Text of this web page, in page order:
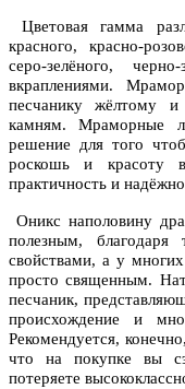
Цветовая гамма
красного, красно-
серо-зелёного,
вкраплениями.
песчанику жёлтому
камням. Мраморные
решение для того
роскошь и красоту
практичность и
Оникс наполовину
полезным,
свойствами, а у
просто священным.
песчаник,
происхождение и
Рекомендуется,
что на покупке вы
потеряете